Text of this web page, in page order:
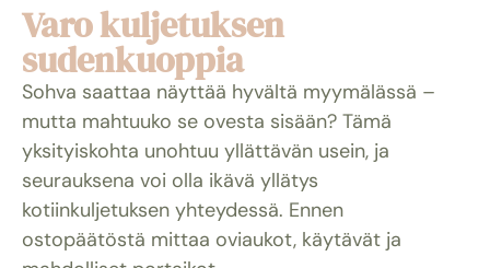
Varo kuljetuksen
sudenkuoppia
Sohva saattaa näyttää hyvältä myymälässä –
mutta mahtuuko se ovesta sisään? Tämä
yksityiskohta unohtuu yllättävän usein, ja
seurauksena voi olla ikävä yllätys
kotiinkuljetuksen yhteydessä. Ennen
ostopäätöstä mittaa oviaukot, käytävät ja